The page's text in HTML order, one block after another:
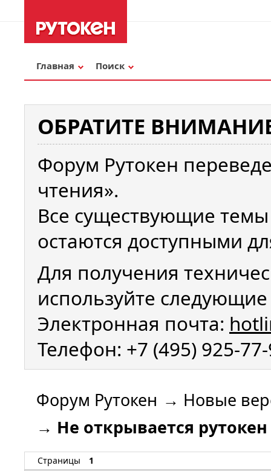
Главная Поиск
ОБРАТИТЕ
Форум Рутокен
чтения».
Все существующие
остаются доступными
Для получения
используйте
Электронная почта:
Телефон: +7 (495) 925-
Форум Рутокен → Новые
→ Не открывается рутокен
Страницы 1